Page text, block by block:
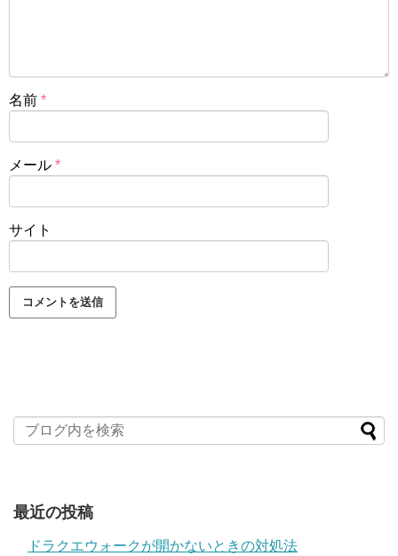
名前 *
メール *
サイト
最近の投稿
ドラクエウォークが開かないときの対処法